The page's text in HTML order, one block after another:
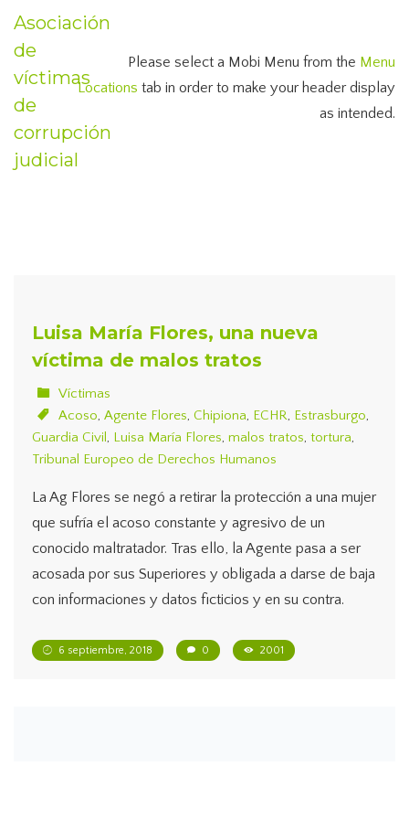
Asociación
de
víctimas
de
corrupción
judicial
Please select a Mobi Menu from the Menu
Locations tab in order to make your header display
as intended.
Luisa María Flores, una nueva
víctima de malos tratos
Víctimas
Acoso, Agente Flores, Chipiona, ECHR, Estrasburgo,
Guardia Civil , Luisa María Flores, malos tratos, tortura,
Tribunal Europeo de Derechos Humanos
La Ag Flores se negó a retirar la protección a una mujer
que sufría el acoso constante y agresivo de un
conocido maltratador. Tras ello, la Agente pasa a ser
acosada por sus Superiores y obligada a darse de baja
con informaciones y datos ficticios y en su contra.
6 septiembre, 2018 0 2001